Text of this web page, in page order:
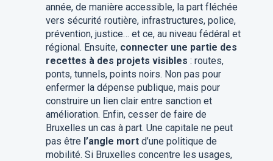
année, de manière accessible, la part fléchée
vers sécurité routière, infrastructures, police,
prévention, justice… et ce, au niveau fédéral et
régional. Ensuite, connecter une partie des
recettes à des projets visibles : routes,
ponts, tunnels, points noirs. Non pas pour
enfermer la dépense publique, mais pour
construire un lien clair entre sanction et
amélioration. Enfin, cesser de faire de
Bruxelles un cas à part. Une capitale ne peut
pas être l’angle mortd’une politique de
mobilité. Si Bruxelles concentre les usages,